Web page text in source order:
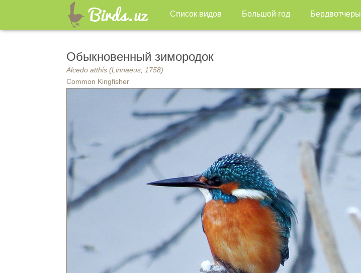
Список видов Большой год Бердвотчеры
Обыкновенный зимородок
Alcedo atthis (Linnaeus, 1758)
Common Kingfisher